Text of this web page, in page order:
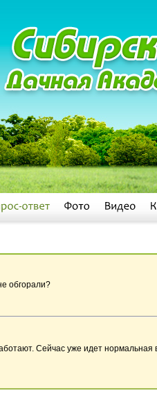
обгорали?
Сейчас уже идет нормальная